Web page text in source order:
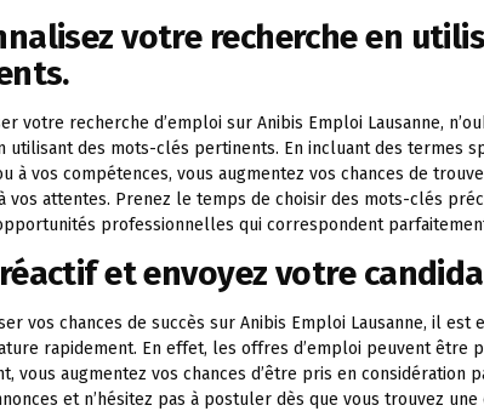
votre recherche en
votre recherche d’emploi sur Anibis Emploi Lausanne,
utilisant des mots-clés pertinents. En incluant des termes
à vos compétences, vous augmentez vos chances de
vos attentes. Prenez le temps de choisir des mots-clés
professionnelles qui correspondent
et envoyez votre
vos chances de succès sur Anibis Emploi Lausanne, il est
rapidement. En effet, les offres d’emploi peuvent être
vous augmentez vos chances d’être pris en considération
et n’hésitez pas à postuler dès que vous trouvez